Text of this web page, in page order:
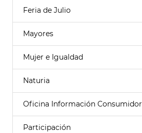
Feria de Julio
Mayores
Mujer e Igualdad
Naturia
Oficina Información Consumidor
Participación